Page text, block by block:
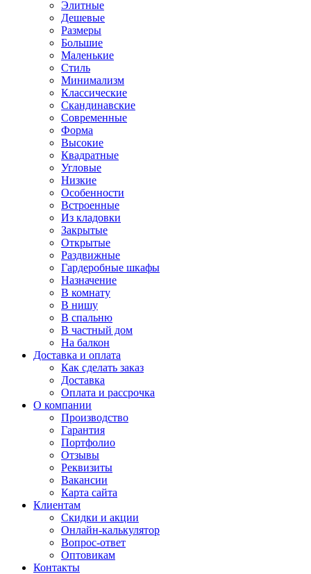
Элитные
Дешевые
Размеры
Большие
Маленькие
Стиль
Минимализм
Классические
Скандинавские
Современные
Форма
Высокие
Квадратные
Угловые
Низкие
Особенности
Встроенные
Из кладовки
Закрытые
Открытые
Раздвижные
Гардеробные шкафы
Назначение
В комнату
В нишу
В спальню
В частный дом
На балкон
Доставка и оплата
Как сделать заказ
Доставка
Оплата и рассрочка
О компании
Производство
Гарантия
Портфолио
Отзывы
Реквизиты
Вакансии
Карта сайта
Клиентам
Скидки и акции
Онлайн-калькулятор
Вопрос-ответ
Оптовикам
Контакты